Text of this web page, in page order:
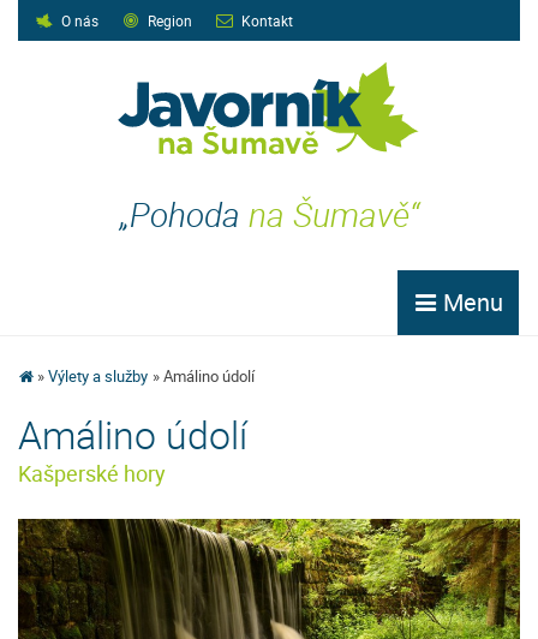
O nás Region Kontakt
„Pohoda na Šumavě“
Menu
Výlety a služby Amálino údolí
Amálino údolí
Kašperské hory